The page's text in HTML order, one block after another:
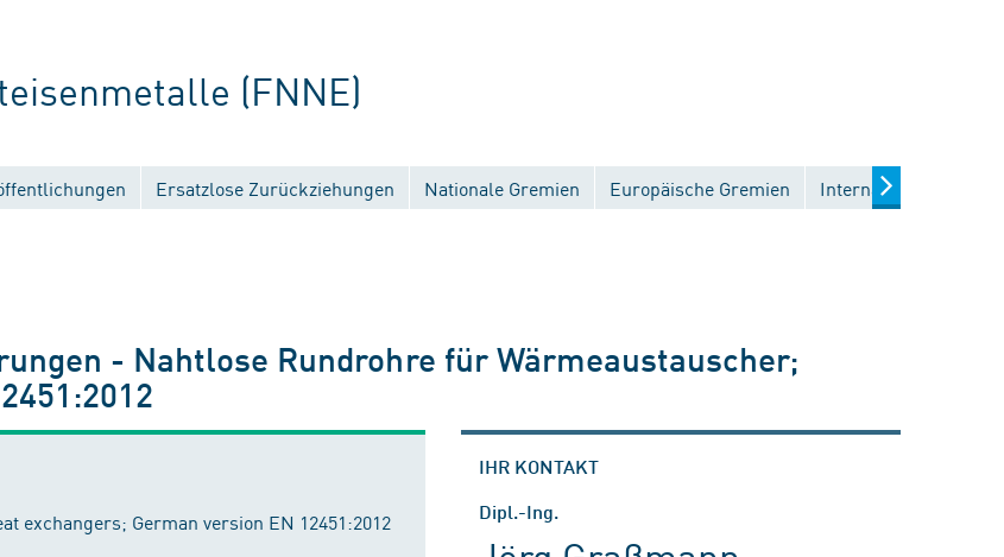
(FNNE)
Ersatzlose Zurückziehungen Nationale Gremien Europäische Gremien Internationale
- Nahtlose Rundrohre für Wärmeaustauscher;
exchangers; German version EN 12451:2012
IHR KONTAKT
Dipl.-Ing.